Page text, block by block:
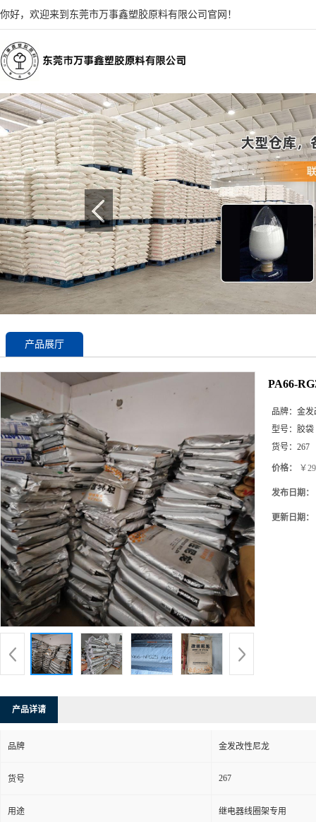
你好，欢迎来到东莞市万事鑫塑胶原料有限公司官网！
产品展厅
PA66-
品牌： 金发
型号： 胶袋
货号： 267
价格： ￥
发布日期：
更新日期：
产品详请
品牌 金发改性尼龙
货号 267
用途 继电器线圈架专用